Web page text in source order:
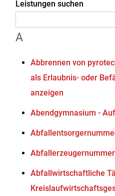
Leistungen suchen
A
Abbrennen von
als Erlaubnis- oder
anzeigen
Abendgymnasium -
Abfallwirtschaftliche